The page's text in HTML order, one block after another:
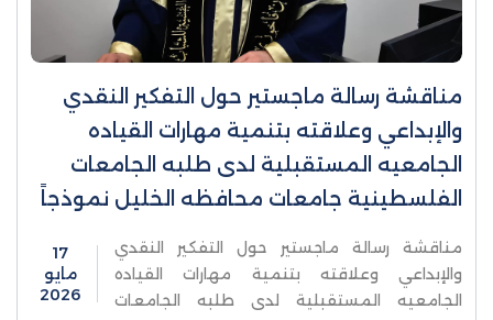
مناقشة رسالة ماجستير حول التفكير النقدي
والإبداعي وعلاقته بتنمية مهارات القياده
الجامعيه المستقبلية لدى طلبه الجامعات
الفلسطينية جامعات محافظه الخليل نموذجاً
مناقشة رسالة ماجستير حول التفكير النقدي
والإبداعي وعلاقته بتنمية مهارات القياده
الجامعيه المستقبلية لدى طلبه الجامعات
17
مايو
2026